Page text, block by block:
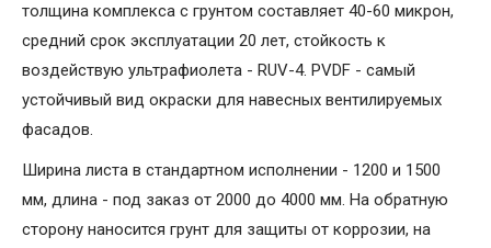
толщина комплекса с грунтом составляет 40-60 микрон,
средний срок эксплуатации 20 лет, стойкость к
воздействую ультрафиолета - RUV-4. PVDF - самый
устойчивый вид окраски для навесных вентилируемых
фасадов.
Ширина листа в стандартном исполнении - 1200 и 1500
мм, длина - под заказ от 2000 до 4000 мм. На обратную
сторону наносится грунт для защиты от коррозии, на